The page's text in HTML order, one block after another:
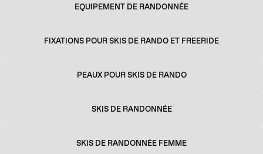
EQUIPEMENT DE RANDONNÉE
FIXATIONS POUR SKIS DE RANDO ET FREERIDE
PEAUX POUR SKIS DE RANDO
SKIS DE RANDONNÉE
SKIS DE RANDONNÉE FEMME